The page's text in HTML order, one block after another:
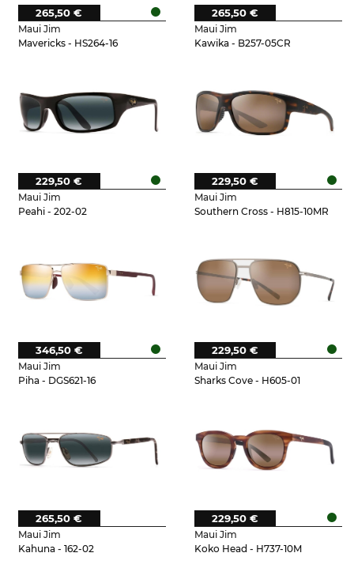
Maui Jim
Mavericks - HS264-16
265,50 €
Maui Jim
Kawika - B257-05CR
265,50 €
Maui Jim
Peahi - 202-02
229,50 €
Maui Jim
Southern Cross - H815-10MR
229,50 €
Maui Jim
Piha - DGS621-16
346,50 €
Maui Jim
Sharks Cove - H605-01
229,50 €
Maui Jim
Kahuna - 162-02
265,50 €
Maui Jim
Koko Head - H737-10M
229,50 €